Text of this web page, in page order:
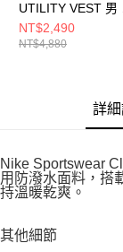
UTILITY VEST 男
衣背心 FN3215325
NT$2,490
NT$4,880
詳
Nike Sportswear
用防潑水面料，搭
持溫暖乾爽。
其他細節